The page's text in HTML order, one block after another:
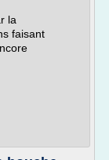
la
faisant